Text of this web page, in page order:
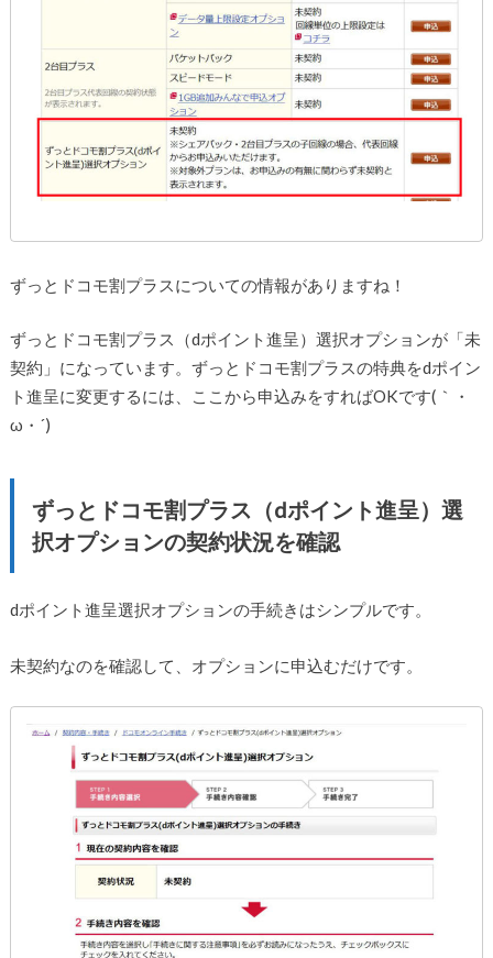
ずっとドコモ割プラスについての情報がありますね！
ずっとドコモ割プラス（dポイント進呈）選択オプションが「未
契約」になっています。ずっとドコモ割プラスの特典をdポイン
ト進呈に変更するには、ここから申込みをすればOKです(｀・
ω・´)ゞ
ずっとドコモ割プラス（dポイント進呈）選
択オプションの契約状況を確認
dポイント進呈選択オプションの手続きはシンプルです。
未契約なのを確認して、オプションに申込むだけです。